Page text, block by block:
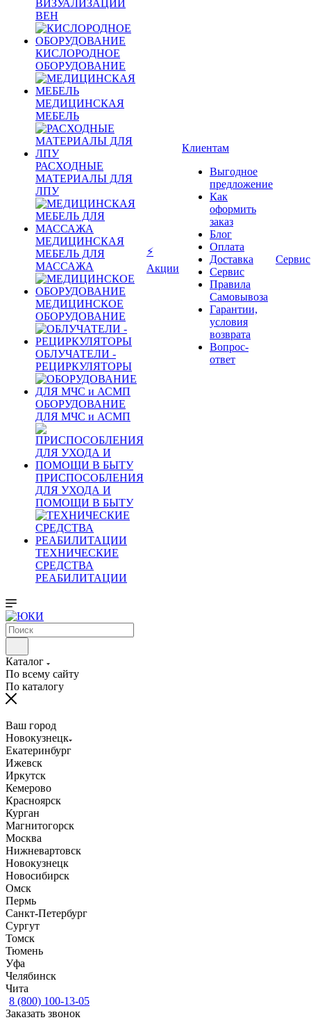
ВИЗУАЛИЗАЦИИ
ВЕН
КИСЛОРОДНОЕ
ОБОРУДОВАНИЕ
МЕДИЦИНСКАЯ
МЕБЕЛЬ
РАСХОДНЫЕ
МАТЕРИАЛЫ ДЛЯ
ЛПУ
МЕДИЦИНСКАЯ
МЕБЕЛЬ ДЛЯ
МАССАЖА
МЕДИЦИНСКОЕ
ОБОРУДОВАНИЕ
ОБЛУЧАТЕЛИ -
РЕЦИРКУЛЯТОРЫ
ОБОРУДОВАНИЕ
ДЛЯ МЧС и АСМП
ПРИСПОСОБЛЕНИЯ
ДЛЯ УХОДА И
ПОМОЩИ В БЫТУ
ТЕХНИЧЕСКИЕ
СРЕДСТВА
РЕАБИЛИТАЦИИ
⚡
Акции
Клиентам
Выгодное
предложение
Как
оформить
заказ
Блог
Оплата
Доставка
Сервис
Правила
Самовывоза
Гарантии,
условия
возврата
Вопрос-
ответ
Сервис
Каталог
По всему сайту
По каталогу
Ваш город
Новокузнецк
Екатеринбург
Ижевск
Иркутск
Кемерово
Красноярск
Курган
Магнитогорск
Москва
Нижневартовск
Новокузнецк
Новосибирск
Омск
Пермь
Санкт-Петербург
Сургут
Томск
Тюмень
Уфа
Челябинск
Чита
8 (800) 100-13-05
Заказать звонок